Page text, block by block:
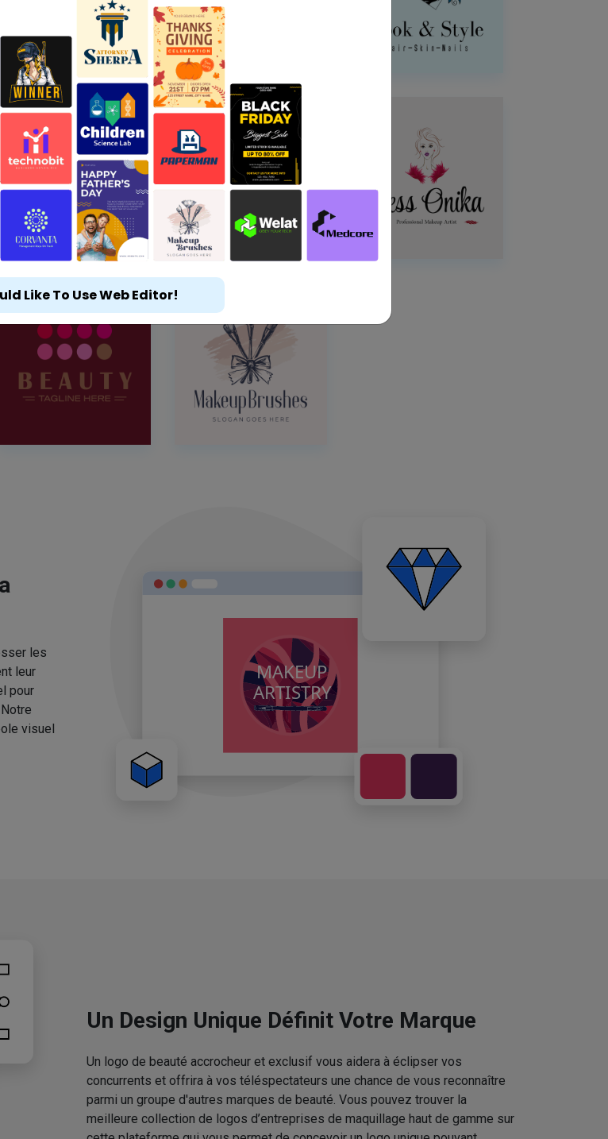
les
leur
pour
visuel
Un Design Unique Définit Votre Marque
Un logo de beauté accrocheur et exclusif vous aidera à éclipser vos
concurrents et offrira à vos téléspectateurs une chance de vous reconnaître
parmi un groupe d'autres marques de beauté. Vous pouvez trouver la
meilleure collection de logos d’entreprises de maquillage haut de gamme sur
Like To Use Web Editor!